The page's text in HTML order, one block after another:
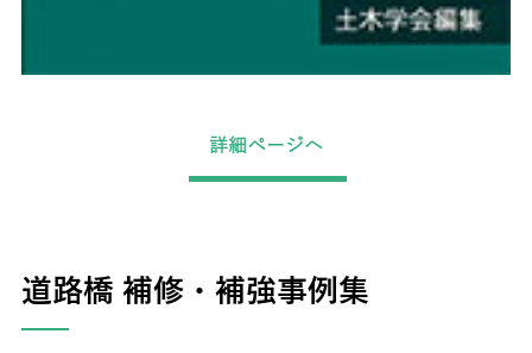
詳細ページへ
道路橋 補修・補強事例集